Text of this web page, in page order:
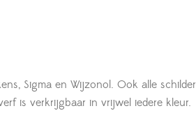
Sigma en Wijzonol. Ook alle schilder
is verkrijgbaar in vrijwel iedere kleur.